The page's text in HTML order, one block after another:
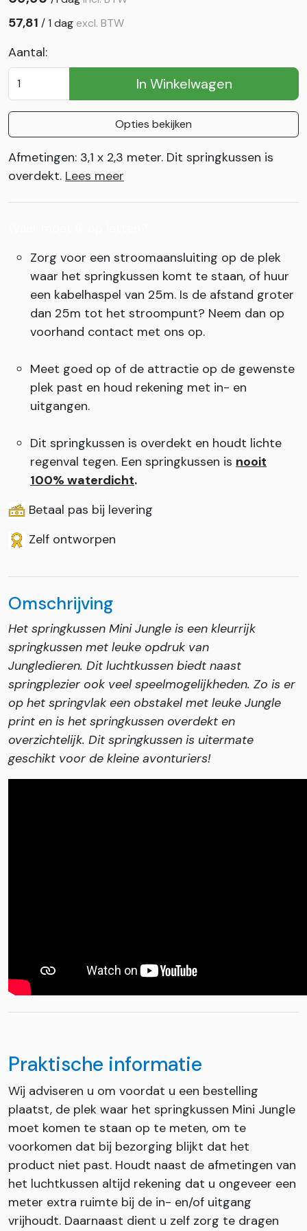
57,81 /1 dag excl. BTW
Aantal:
In Winkelwagen
Opties bekijken
Afmetingen: 3,1 x 2,3 meter. Dit springkussen is
overdekt. Lees meer
Zorg voor een stroomaansluiting op de plek
waar het springkussen komt te staan, of huur
een kabelhaspel van 25m. Is de afstand groter
dan 25m tot het stroompunt? Neem dan op
voorhand contact met ons op.
Meet goed op of de attractie op de gewenste
plek past en houd rekening met in- en
uitgangen.
Dit springkussen is overdekt en houdt lichte
regenval tegen. Een springkussen is nooit
100% waterdicht.
Betaal pas bij levering
Zelf ontworpen
Omschrijving
Het springkussen Mini Jungle is een kleurrijk
springkussen met leuke opdruk van
Jungledieren. Dit luchtkussen biedt naast
springplezier ook veel speelmogelijkheden. Zo is er
op het springvlak een obstakel met leuke Jungle
print en is het springkussen overdekt en
overzichtelijk. Dit springkussen is uitermate
geschikt voor de kleine avonturiers!
Praktische informatie
Wij adviseren u om voordat u een bestelling
plaatst, de plek waar het springkussen Mini Jungle
moet komen te staan op te meten, om te
voorkomen dat bij bezorging blijkt dat het
product niet past. Houdt naast de afmetingen van
het luchtkussen altijd rekening dat u ongeveer een
meter extra ruimte bij de in- en/of uitgang
vrijhoudt. Daarnaast dient u zelf zorg te dragen